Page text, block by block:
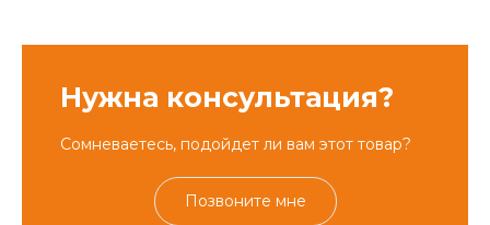
Нужна консультация?
Сомневаетесь, подойдет ли вам этот товар?
Позвоните мне